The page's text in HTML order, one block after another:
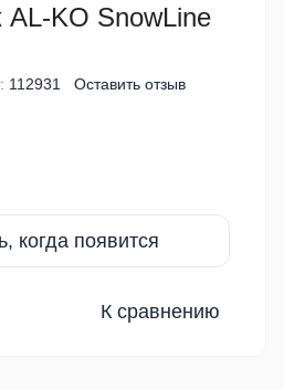
KO SnowLine
112931 Оставить отзыв
когда появится
К сравнению